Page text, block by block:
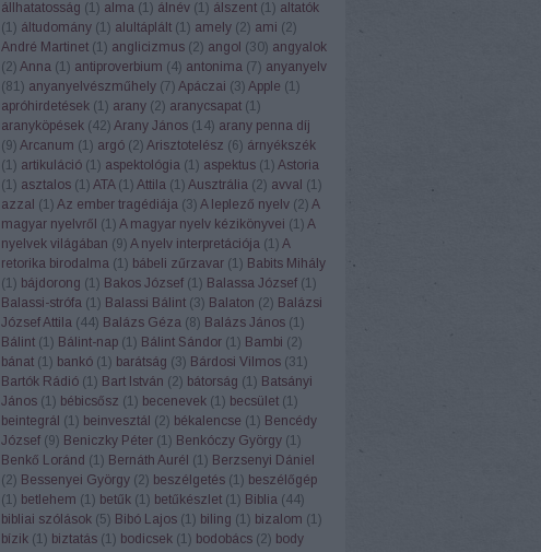
állhatatosság (1) alma (1) álnév (1) álszent (1) altatók
(1) áltudomány (1) alultáplált (1) amely (2) ami (2)
André Martinet (1) anglicizmus (2) angol (30) angyalok
(2) Anna (1) antiproverbium (4) antonima (7) anyanyelv
(81) anyanyelvészműhely (7) Apáczai (3) Apple (1)
apróhirdetések (1) arany (2) aranycsapat (1)
aranyköpések (42) Arany János (14) arany penna díj
(9) Arcanum (1) argó (2) Arisztotelész (6) árnyékszék
(1) artikuláció (1) aspektológia (1) aspektus (1) Astoria
(1) asztalos (1) ATA (1) Attila (1) Ausztrália (2) avval (1)
azzal (1) Az ember tragédiája (3) A leplező nyelv (2) A
magyar nyelvről (1) A magyar nyelv kézikönyvei (1) A
nyelvek világában (9) A nyelv interpretációja (1) A
retorika birodalma (1) bábeli zűrzavar (1) Babits Mihály
(1) bájdorong (1) Bakos József (1) Balassa József (1)
Balassi-strófa (1) Balassi Bálint (3) Balaton (2) Balázsi
József Attila (44) Balázs Géza (8) Balázs János (1)
Bálint (1) Bálint-nap (1) Bálint Sándor (1) Bambi (2)
bánat (1) bankó (1) barátság (3) Bárdosi Vilmos (31)
Bartók Rádió (1) Bart István (2) bátorság (1) Batsányi
János (1) bébicsősz (1) becenevek (1) becsület (1)
beintegrál (1) beinvesztál (2) békalencse (1) Bencédy
József (9) Beniczky Péter (1) Benkóczy György (1)
Benkő Loránd (1) Bernáth Aurél (1) Berzsenyi Dániel
(2) Bessenyei György (2) beszélgetés (1) beszélőgép
(1) betlehem (1) betűk (1) betűkészlet (1) Biblia (44)
bibliai szólások (5) Bibó Lajos (1) biling (1) bizalom (1)
bízik (1) biztatás (1) bodicsek (1) bodobács (2) body